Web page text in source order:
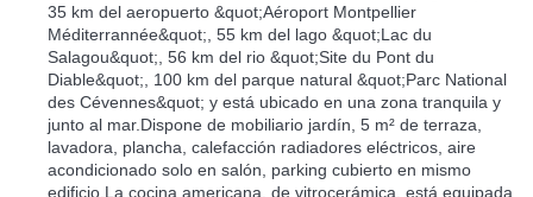
35 km del aeropuerto &quot;Aéroport Montpellier
Méditerrannée&quot;, 55 km del lago &quot;Lac du
Salagou&quot;, 56 km del rio &quot;Site du Pont du
Diable&quot;, 100 km del parque natural &quot;Parc National
des Cévennes&quot; y está ubicado en una zona tranquila y
junto al mar.Dispone de mobiliario jardín, 5 m² de terraza,
lavadora, plancha, calefacción radiadores eléctricos, aire
acondicionado solo en salón, parking cubierto en mismo
edificio.La cocina americana, de vitrocerámica, está equipada